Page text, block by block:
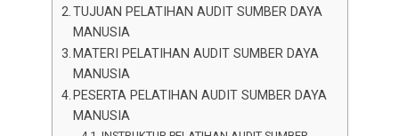
TUJUAN PELATIHAN AUDIT SUMBER DAYA
MANUSIA
MATERI PELATIHAN AUDIT SUMBER DAYA
MANUSIA
PESERTA PELATIHAN AUDIT SUMBER DAYA
MANUSIA